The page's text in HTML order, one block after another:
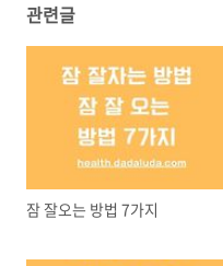
관련글
잠 잘오는 방법 7가지